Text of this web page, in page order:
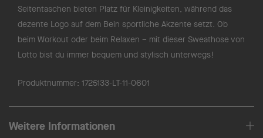
Seitentaschen bieten Platz für Kleinigkeiten, während das
dezente Logo auf dem Bein sportliche Akzente setzt. Ob
beim Workout oder beim Relaxen – mit dieser Sweathose von
Lotto bist du immer bequem und stylisch unterwegs!
Produktnummer: 1725133-LT-11-0601
Weitere Informationen